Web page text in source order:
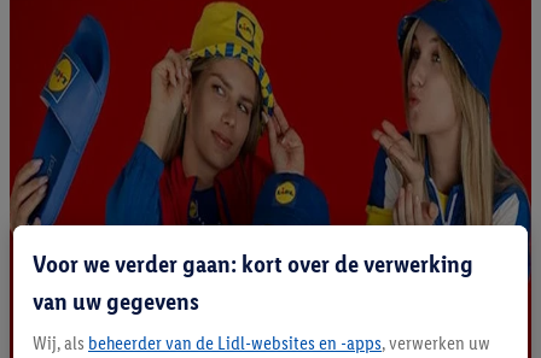
Voor we verder gaan: kort over de verwerking
van uw gegevens
Wij, als beheerder van de Lidl-websites en -apps, verwerken uw